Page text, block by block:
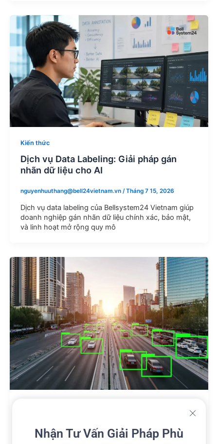
Kiến thức
Dịch vụ Data Labeling: Giải pháp gán
nhãn dữ liệu cho AI
nguyenhuuthang@bell24vietnam.vn /Tháng 7 15, 2026
Dịch vụ data labeling của Bellsystem24 Vietnam giúp
doanh nghiệp gán nhãn dữ liệu chính xác, bảo mật,
và linh hoạt mở rộng quy mô
chí chọn đối tác
Nhận Tư Vấn Giải Pháp Phù